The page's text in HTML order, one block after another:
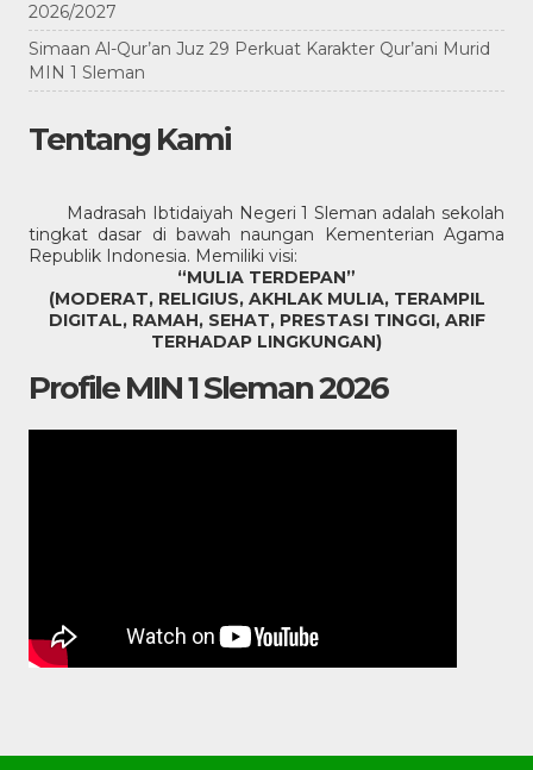
2026/2027
Simaan Al-Qur’an Juz 29 Perkuat Karakter Qur’ani Murid
MIN 1 Sleman
Tentang Kami
Madrasah Ibtidaiyah Negeri 1 Sleman adalah sekolah
tingkat dasar di bawah naungan Kementerian Agama
Republik Indonesia. Memiliki visi:
“MULIA TERDEPAN”
(MODERAT, RELIGIUS, AKHLAK MULIA, TERAMPIL
DIGITAL, RAMAH, SEHAT, PRESTASI TINGGI, ARIF
TERHADAP LINGKUNGAN)
Profile MIN 1 Sleman 2026